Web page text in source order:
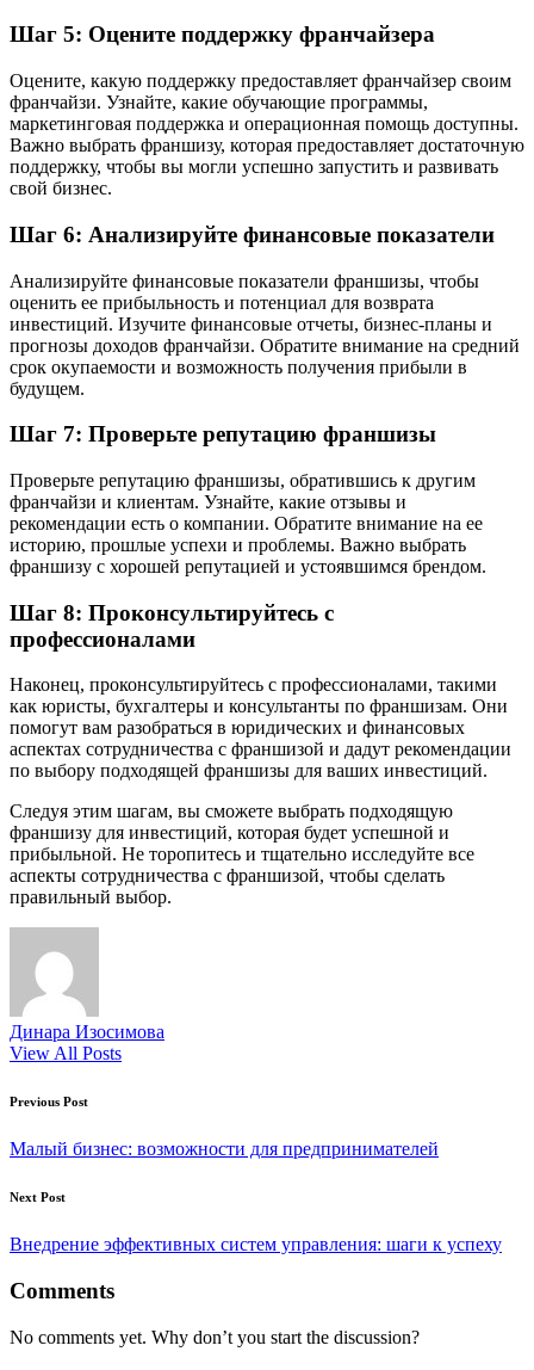
Шаг 5: Оцените поддержку франчайзера
Оцените, какую поддержку предоставляет франчайзер своим
франчайзи. Узнайте, какие обучающие программы,
маркетинговая поддержка и операционная помощь доступны.
Важно выбрать франшизу, которая предоставляет достаточную
поддержку, чтобы вы могли успешно запустить и развивать
свой бизнес.
Шаг 6: Анализируйте финансовые показатели
Анализируйте финансовые показатели франшизы, чтобы
оценить ее прибыльность и потенциал для возврата
инвестиций. Изучите финансовые отчеты, бизнес-планы и
прогнозы доходов франчайзи. Обратите внимание на средний
срок окупаемости и возможность получения прибыли в
будущем.
Шаг 7: Проверьте репутацию франшизы
Проверьте репутацию франшизы, обратившись к другим
франчайзи и клиентам. Узнайте, какие отзывы и
рекомендации есть о компании. Обратите внимание на ее
историю, прошлые успехи и проблемы. Важно выбрать
франшизу с хорошей репутацией и устоявшимся брендом.
Шаг 8: Проконсультируйтесь с
профессионалами
Наконец, проконсультируйтесь с профессионалами, такими
как юристы, бухгалтеры и консультанты по франшизам. Они
помогут вам разобраться в юридических и финансовых
аспектах сотрудничества с франшизой и дадут рекомендации
по выбору подходящей франшизы для ваших инвестиций.
Следуя этим шагам, вы сможете выбрать подходящую
франшизу для инвестиций, которая будет успешной и
прибыльной. Не торопитесь и тщательно исследуйте все
аспекты сотрудничества с франшизой, чтобы сделать
правильный выбор.
Динара Изосимова
View All Posts
Post
navigation
Previous Post
Малый бизнес: возможности для предпринимателей
Next Post
Внедрение эффективных систем управления: шаги к успеху
Comments
No comments yet. Why don’t you start the discussion?